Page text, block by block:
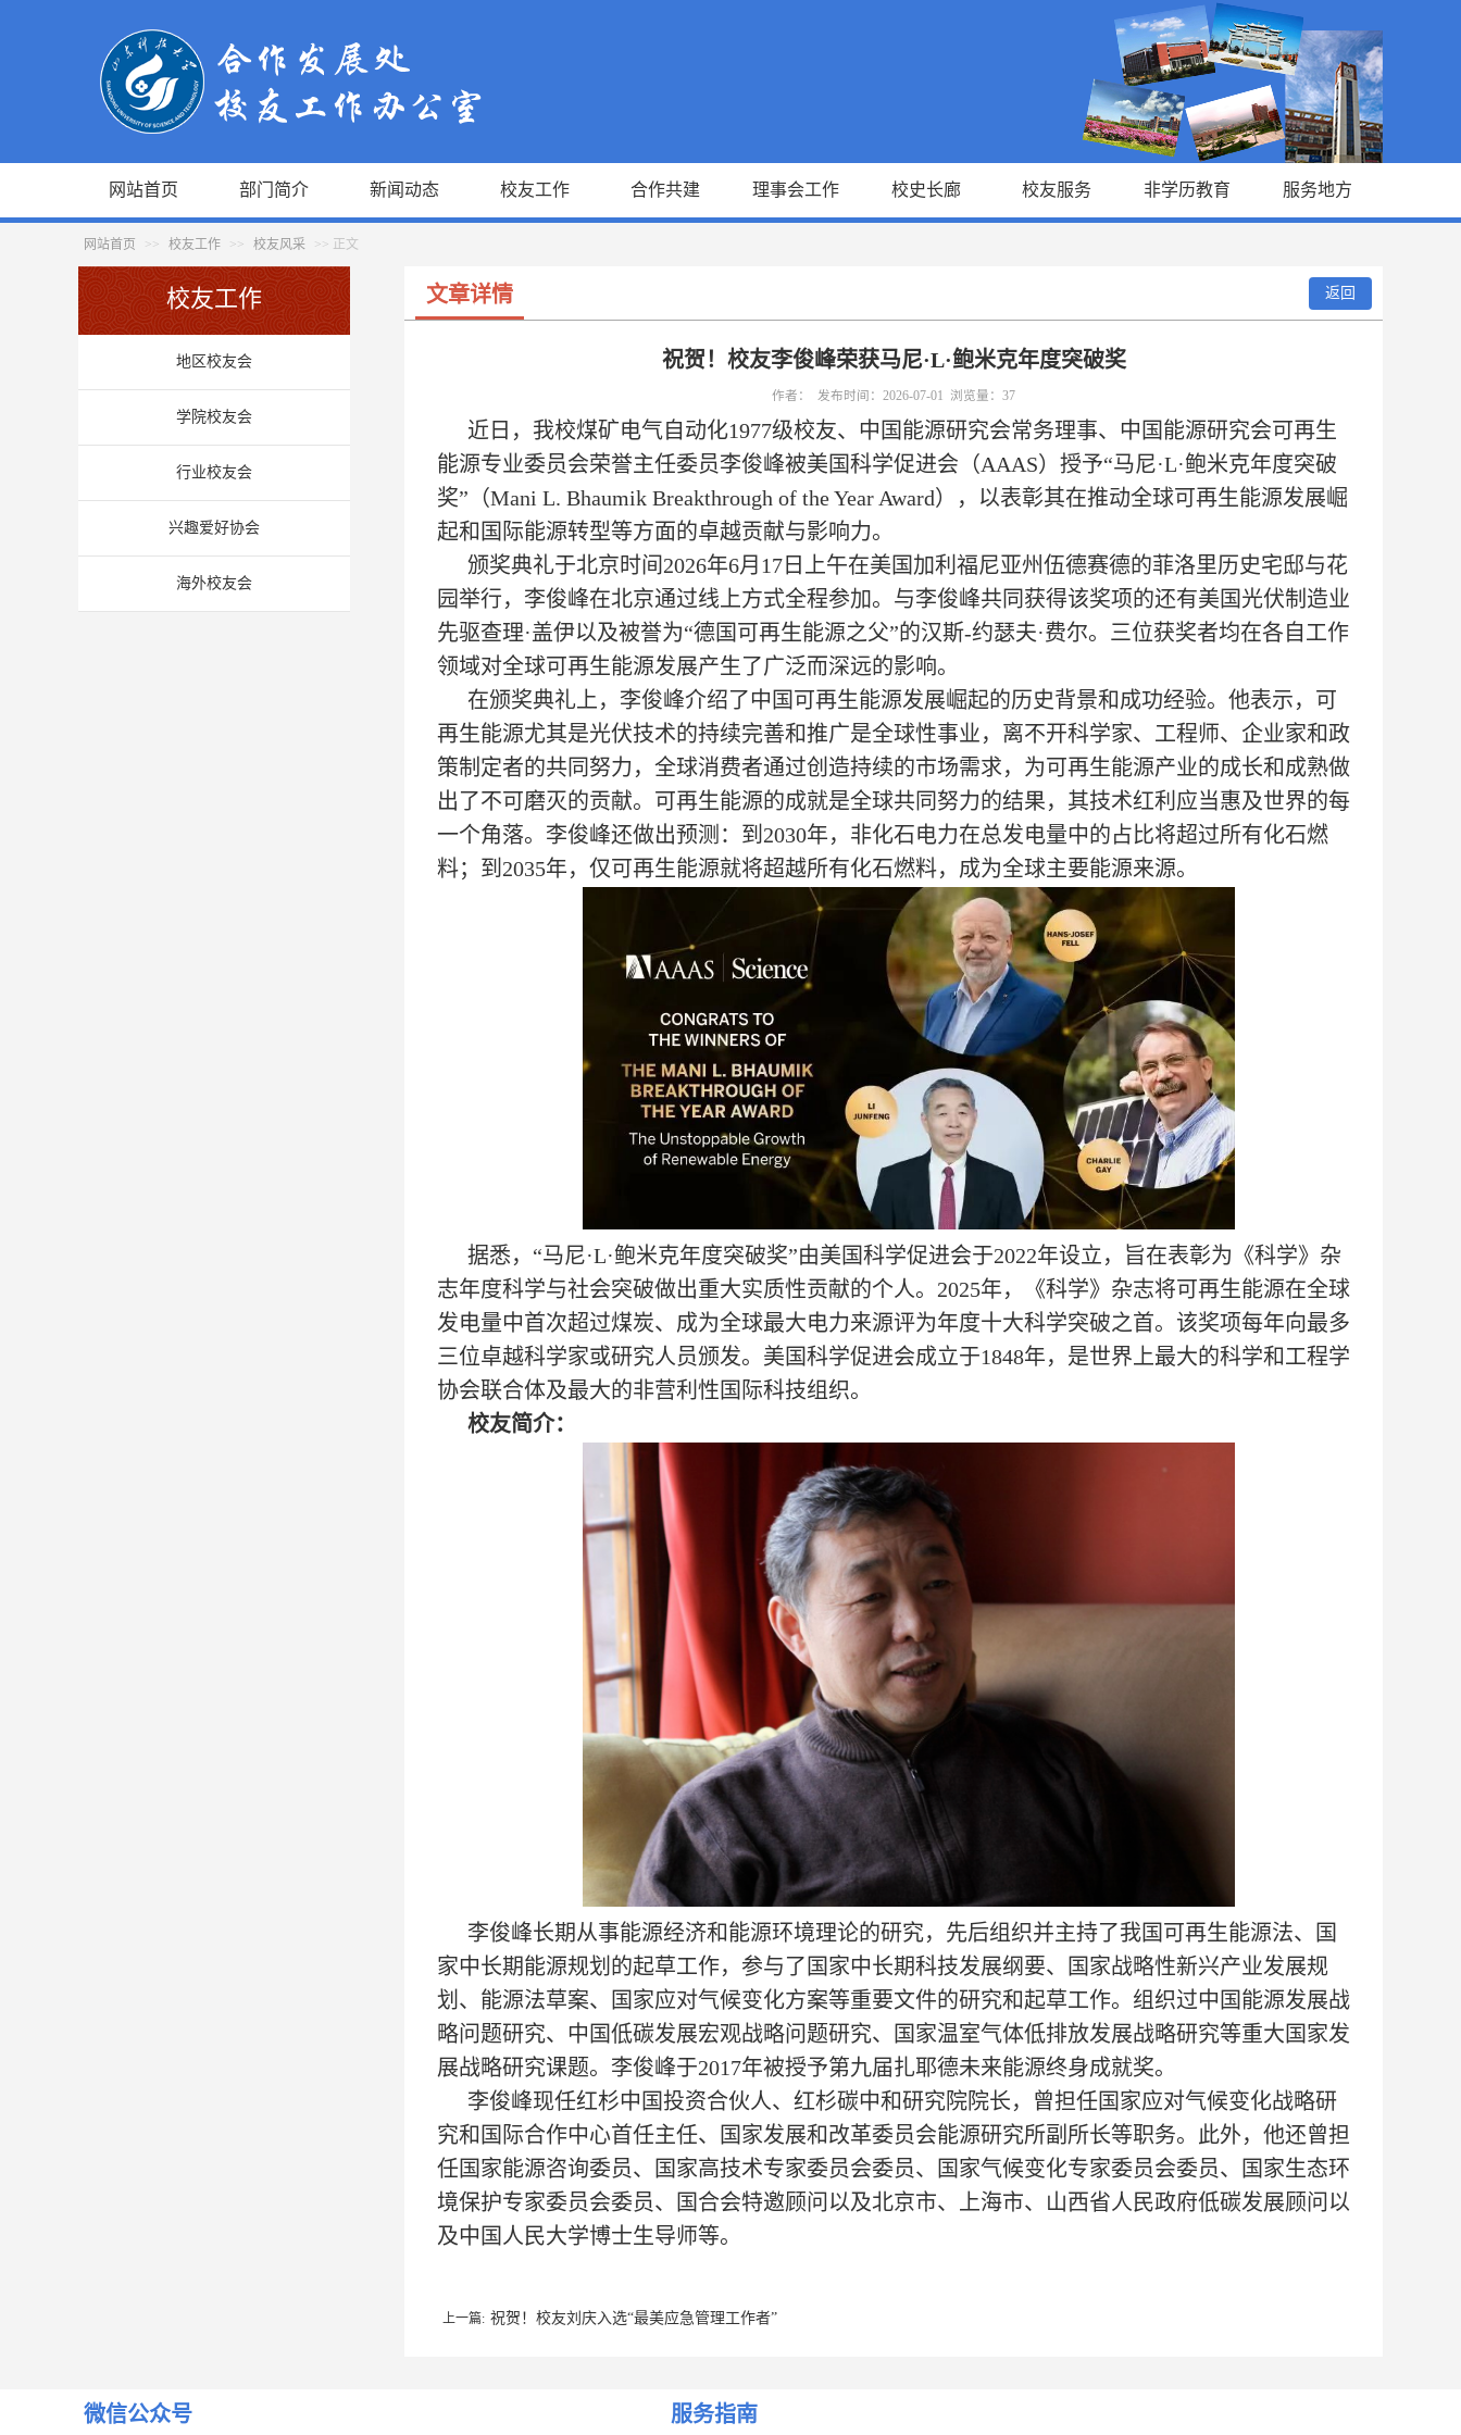
网站首页 部门简介 新闻动态 校友工作 合作共建 理事会工作 校史长廊 校友服务 非学历教育 服务地方
网站首页 >> 校友工作 >> 校友风采 >> 正文
校友工作
地区校友会
学院校友会
行业校友会
兴趣爱好协会
海外校友会
文章详情 返回
祝贺！校友李俊峰荣获马尼·L·鲍米克年度突破奖
作者： 发布时间：2026-07-01 浏览量： 37
近日，我校煤矿电气自动化1977级校友、中国能源研究会常务理事、中国能源研究会可再生
能源专业委员会荣誉主任委员李俊峰被美国科学促进会（AAAS）授予“马尼·L·鲍米克年度突破
奖”（Mani L. Bhaumik Breakthrough of the Year Award），以表彰其在推动全球可再生能源发展崛
起和国际能源转型等方面的卓越贡献与影响力。
颁奖典礼于北京时间2026年6月17日上午在美国加利福尼亚州伍德赛德的菲洛里历史宅邸与花
园举行，李俊峰在北京通过线上方式全程参加。与李俊峰共同获得该奖项的还有美国光伏制造业
先驱查理·盖伊以及被誉为“德国可再生能源之父”的汉斯-约瑟夫·费尔。三位获奖者均在各自工作
领域对全球可再生能源发展产生了广泛而深远的影响。
在颁奖典礼上，李俊峰介绍了中国可再生能源发展崛起的历史背景和成功经验。他表示，可
再生能源尤其是光伏技术的持续完善和推广是全球性事业，离不开科学家、工程师、企业家和政
策制定者的共同努力，全球消费者通过创造持续的市场需求，为可再生能源产业的成长和成熟做
出了不可磨灭的贡献。可再生能源的成就是全球共同努力的结果，其技术红利应当惠及世界的每
一个角落。李俊峰还做出预测：到2030年，非化石电力在总发电量中的占比将超过所有化石燃
料；到2035年，仅可再生能源就将超越所有化石燃料，成为全球主要能源来源。
据悉，“马尼·L·鲍米克年度突破奖”由美国科学促进会于2022年设立，旨在表彰为《科学》杂
志年度科学与社会突破做出重大实质性贡献的个人。2025年，《科学》杂志将可再生能源在全球
发电量中首次超过煤炭、成为全球最大电力来源评为年度十大科学突破之首。该奖项每年向最多
三位卓越科学家或研究人员颁发。美国科学促进会成立于1848年，是世界上最大的科学和工程学
协会联合体及最大的非营利性国际科技组织。
校友简介：
李俊峰长期从事能源经济和能源环境理论的研究，先后组织并主持了我国可再生能源法、国
家中长期能源规划的起草工作，参与了国家中长期科技发展纲要、国家战略性新兴产业发展规
划、能源法草案、国家应对气候变化方案等重要文件的研究和起草工作。组织过中国能源发展战
略问题研究、中国低碳发展宏观战略问题研究、国家温室气体低排放发展战略研究等重大国家发
展战略研究课题。李俊峰于2017年被授予第九届扎耶德未来能源终身成就奖。
李俊峰现任红杉中国投资合伙人、红杉碳中和研究院院长，曾担任国家应对气候变化战略研
究和国际合作中心首任主任、国家发展和改革委员会能源研究所副所长等职务。此外，他还曾担
任国家能源咨询委员、国家高技术专家委员会委员、国家气候变化专家委员会委员、国家生态环
境保护专家委员会委员、国合会特邀顾问以及北京市、上海市、山西省人民政府低碳发展顾问以
及中国人民大学博士生导师等。
上一篇: 祝贺！校友刘庆入选“最美应急管理工作者”
祝贺！校友陈卫忠获第四届全国创新争先奖状
微信公众号 服务指南